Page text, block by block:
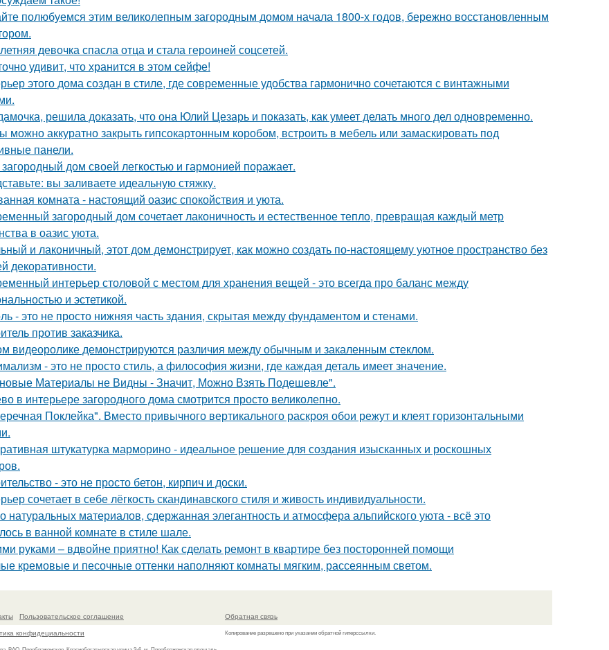
полюбуемся этим великолепным загородным домом начала 1800-х годов, бережно восстановленным
девочка спасла отца и стала героиней соцсетей.
удивит, что хранится в этом сейфе!
этого дома создан в стиле, где современные удобства гармонично сочетаются с винтажными
решила доказать, что она Юлий Цезарь и показать, как умеет делать много дел одновременно.
можно аккуратно закрыть гипсокартонным коробом, встроить в мебель или замаскировать под
панели.
дом своей легкостью и гармонией поражает.
вы заливаете идеальную стяжку.
комната - настоящий оазис спокойствия и уюта.
загородный дом сочетает лаконичность и естественное тепло, превращая каждый метр
в оазис уюта.
и лаконичный, этот дом демонстрирует, как можно создать по-настоящему уютное пространство без
декоративности.
интерьер столовой с местом для хранения вещей - это всегда про баланс между
и эстетикой.
- это не просто нижняя часть здания, скрытая между фундаментом и стенами.
против заказчика.
видеоролике демонстрируются различия между обычным и закаленным стеклом.
- это не просто стиль, а философия жизни, где каждая деталь имеет значение.
Материалы не Видны - Значит, Можно Взять Подешевле".
в интерьере загородного дома смотрится просто великолепно.
Поклейка". Вместо привычного вертикального раскроя обои режут и клеят горизонтальными
штукатурка марморино - идеальное решение для создания изысканных и роскошных
- это не просто бетон, кирпич и доски.
сочетает в себе лёгкость скандинавского стиля и живость индивидуальности.
натуральных материалов, сдержанная элегантность и атмосфера альпийского уюта - всё это
в ванной комнате в стиле шале.
руками – вдвойне приятно! Как сделать ремонт в квартире без посторонней помощи
кремовые и песочные оттенки наполняют комнаты мягким, рассеянным светом.
Пользовательское соглашение
конфидециальности
Обратная связь
Копирование разрешено при указании обратной гиперссылки.